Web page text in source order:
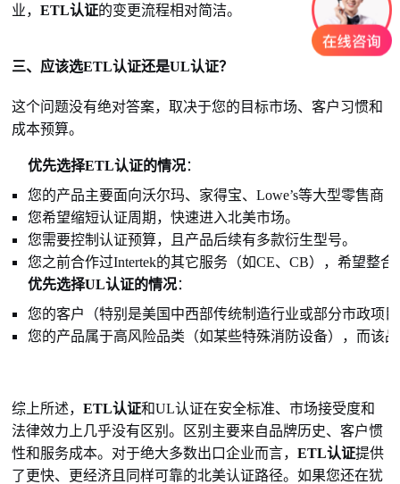
业，ETL认证的变更流程相对简洁。
三、应该选ETL认证还是UL认证？
这个问题没有绝对答案，取决于您的目标市场、客户习惯和
成本预算。
优先选择ETL认证的情况：
您的产品主要面向沃尔玛、家得宝、Lowe’s等大型零售商
您希望缩短认证周期，快速进入北美市场。
您需要控制认证预算，且产品后续有多款衍生型号。
您之前合作过Intertek的其它服务（如CE、CB），希望整合
优先选择UL认证的情况：
您的客户（特别是美国中西部传统制造行业或部分市政项
您的产品属于高风险品类（如某些特殊消防设备），而该
综上所述，ETL认证和UL认证在安全标准、市场接受度和
法律效力上几乎没有区别。区别主要来自品牌历史、客户惯
性和服务成本。对于绝大多数出口企业而言，ETL认证提供
了更快、更经济且同样可靠的北美认证路径。如果您还在犹